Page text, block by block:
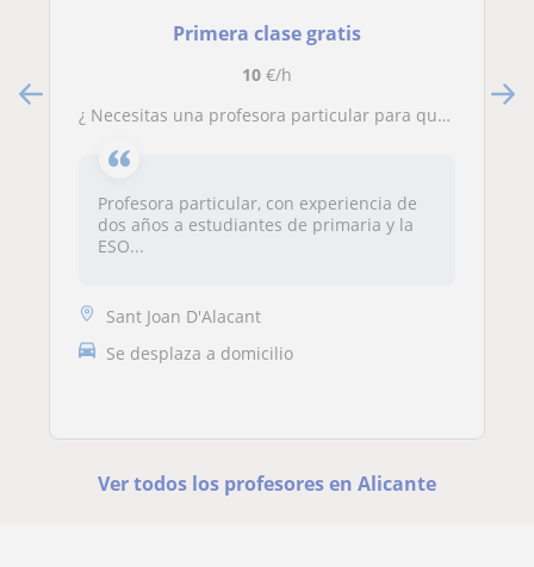
Primera clase gratis
10€/h
¿ Necesitas una profesora particular para que te ayude con los deberes ? Soy una persona amable, paciente, motivadora… Te ayudaré en aquellas materias que necesites ayuda. Tendrás consejos, organización sobre cómo gestionar el estudio, esquemas…
Profesora particular, con experiencia de
dos años a estudiantes de primaria y la
ESO...
Sant Joan D'Alacant
Se desplaza a domicilio
Ver todos los profesores en Alicante